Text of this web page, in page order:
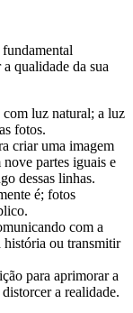
qualidade da ‍sua
com luz natural; a‌ luz
fotos.
‌criar uma imagem
partes⁢ iguais‌ e
dessas linhas.
é; ‍fotos‌
com a
história ou transmitir
para‌ aprimorar a
a realidade.